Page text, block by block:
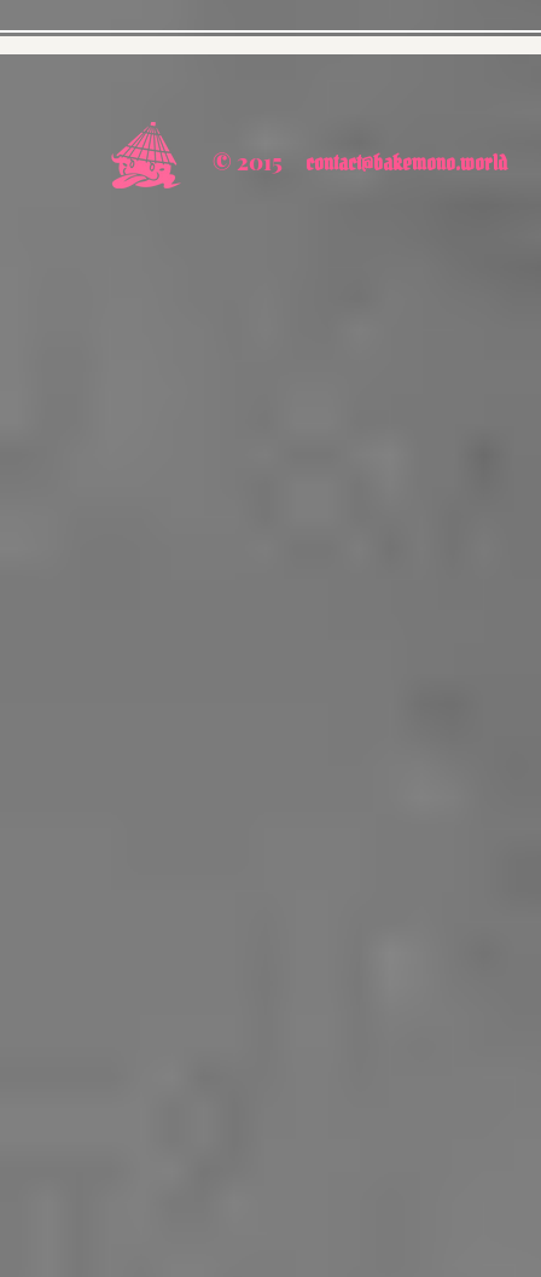
© 2015 contact@bakemono.world